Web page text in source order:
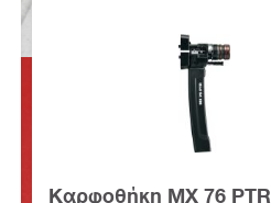
Καρφοθήκη MX 76 PTR